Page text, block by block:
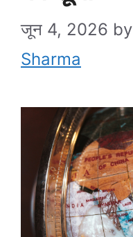
जून 4, 2026 by
Sharma